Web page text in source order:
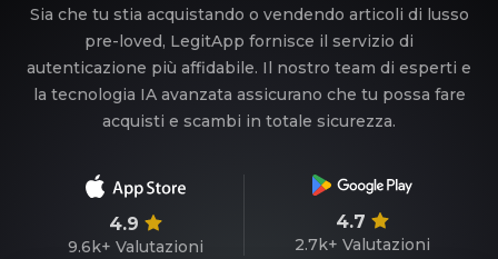
Sia che tu stia acquistando o vendendo articoli di lusso
pre-loved, LegitApp fornisce il servizio di
autenticazione più affidabile. Il nostro team di esperti e
la tecnologia IA avanzata assicurano che tu possa fare
acquisti e scambi in totale sicurezza.
4.9
9.6k+ Valutazioni
4.7
2.7k+ Valutazioni